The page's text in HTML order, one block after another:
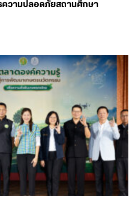
วามปลอดภัยสถานศึกษา